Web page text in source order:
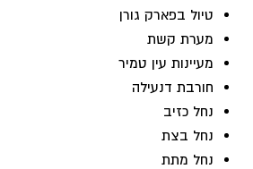
טיול בפארק גורן
מערת קשת
מעיינות עין טמיר
חורבת דנעילה
נחל כזיב
נחל בצת
נחל מתת